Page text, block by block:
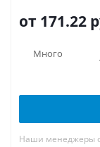
от 171.22
Много
Наши менеджеры